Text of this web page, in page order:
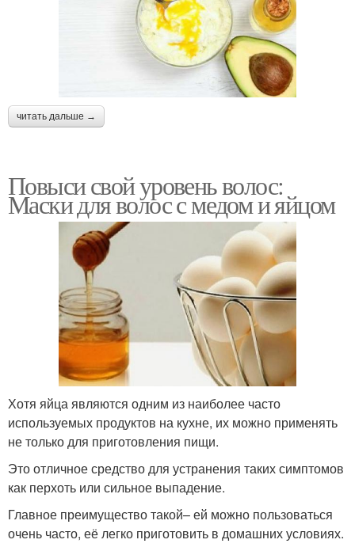
читать дальше →
Повыси свой уровень волос:
Маски для волос с медом и яйцом
Хотя яйца являются одним из наиболее часто
используемых продуктов на кухне, их можно применять
не только для приготовления пищи.
Это отличное средство для устранения таких симптомов
как перхоть или сильное выпадение.
Главное преимущество такой– ей можно пользоваться
очень часто, её легко приготовить в домашних условиях.